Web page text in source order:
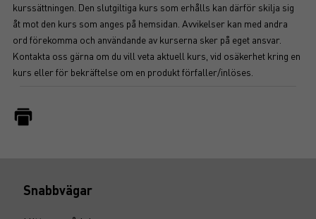
kurssättningen. Den slutgiltiga kurs som erhålls kan därför skilja sig
åt mot den kurs som anges på hemsidan. Avvikelser kan med andra
ord förekomma och användande av kurserna sker på eget ansvar.
Kontakta oss gärna om du vill veta aktuell kurs, vid osäkerhet kring en
kurs eller för bekräftelse om en produkt förfaller/inlöses.
Snabbvägar